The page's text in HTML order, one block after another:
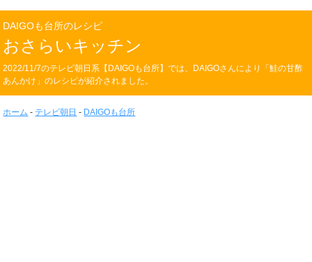
DAIGOも台所のレシピ
おさらいキッチン
2022/11/7のテレビ朝日系【DAIGOも台所】では、DAIGOさんにより「鮭の甘酢
あんかけ」のレシピが紹介されました。
ホーム - テレビ朝日 - DAIGOも台所